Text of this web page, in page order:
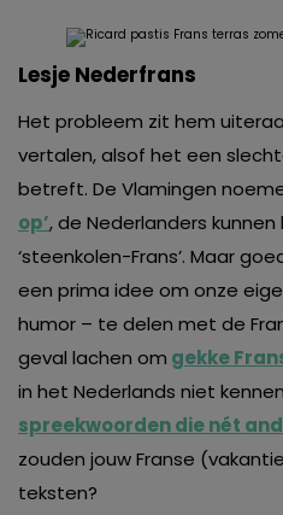
Lesje Nederfrans
Het probleem zit hem
vertalen, alsof het een
betreft. De Vlamingen
op’, de Nederlanders
‘steenkolen-Frans’. Maar
een prima idee om onze
humor – te delen met de
geval lachen om gekke
in het Nederlands niet
spreekwoorden die nét
zouden jouw Franse
teksten?